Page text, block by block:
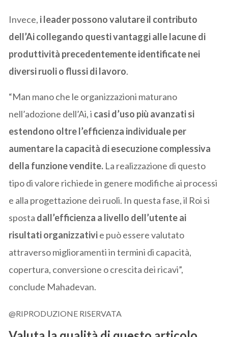
Invece, i leader possono valutare il contributo
dell’Ai collegando questi vantaggi alle lacune di
produttività precedentemente identificate nei
diversi ruoli o flussi di lavoro.
“Man mano che le organizzazioni maturano
nell’adozione dell’Ai, i casi d’uso più avanzati si
estendono oltre l’efficienza individuale per
aumentare la capacità di esecuzione complessiva
della funzione vendite. La realizzazione di questo
tipo di valore richiede in genere modifiche ai processi
e alla progettazione dei ruoli. In questa fase, il Roi si
sposta dall’efficienza a livello dell’utente ai
risultati organizzativie può essere valutato
attraverso miglioramenti in termini di capacità,
copertura, conversione o crescita dei ricavi”,
conclude Mahadevan.
@RIPRODUZIONE RISERVATA